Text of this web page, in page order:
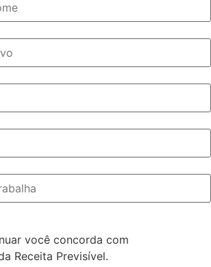
você concorda com
Receita Previsível.